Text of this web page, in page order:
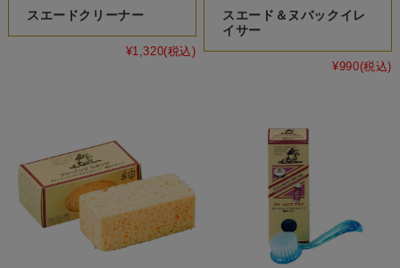
スエードクリーナー
¥1,320(税込)
スエード＆ヌバックイレ
イサー
¥990(税込)